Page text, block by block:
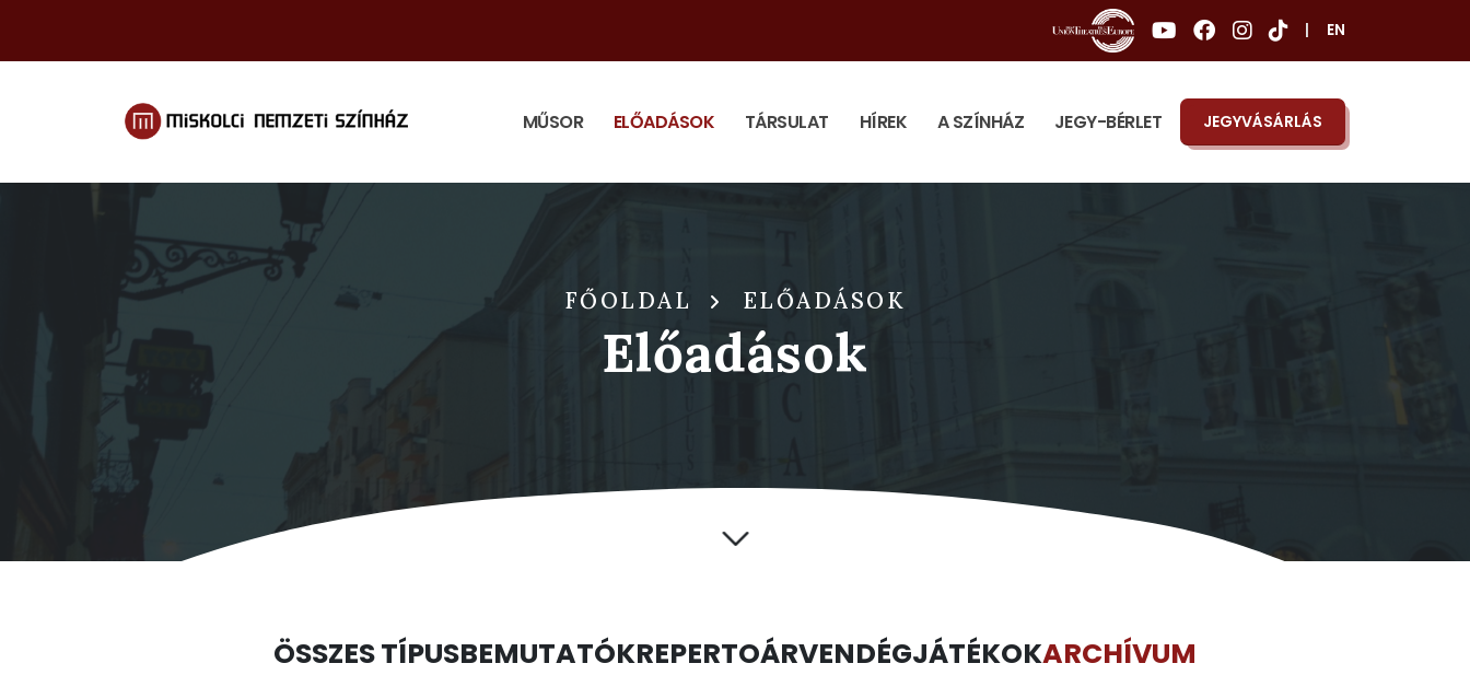
EN
MŰSOR ELŐADÁSOK TÁRSULAT HÍREK A SZÍNHÁZ JEGY-BÉRLET JEGYVÁSÁRLÁS
FŐOLDAL ELŐADÁSOK
Előadások
ÖSSZES TÍPUSBEMUTATÓKREPERTOÁRVENDÉGJÁTÉKOKARCHÍVUM